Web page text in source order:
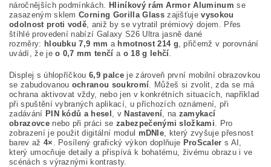
náročnějších podmínkách.
Hliníkový rám Armor Aluminum se
zasazeným sklem Corning Gorilla Glass zajišťuje vysokou
odolnost proti vodě , aniž by se vytratil prémiový dojem. Přes
štíhlé provedení nabízí Galaxy S26 Ultra jasně dané
rozměry: hloubku 7,9 mm a hmotnost 214 g , přičemž v porovnání
uvádí, že je o 0,7 mm tenčí a o 18 g lehčí
Displej s úhlopříčkou 6,9 palce je zároveň první mobilní obrazovkou
se zabudovanou ochranou soukromí . Můžeš si zvolit, zda se má
ochrana aktivovat vždy, nebo jen v konkrétních situacích, například
při spuštění vybraných aplikací, u příchozích oznámení, při
zadávání PIN kódů a hesel , v Nastavení , na zamykací
obrazovce nebo při práci se zabezpečenými složkami . Pro
zobrazení je použit digitální modul mDNIe , který zvyšuje přesnost
barev až 4× . Posílený grafický výkon doplňuje ProScaler s AI,
který umocňuje detaily a přispívá k bohatému, živému obrazu i ve
scénách s výraznými kontrasty.